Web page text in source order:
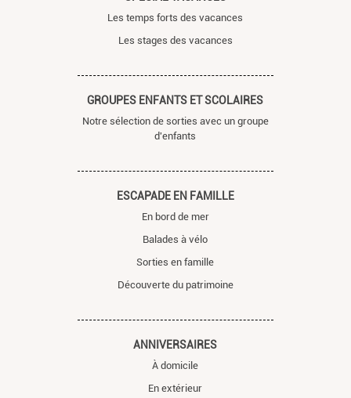
Les temps forts des vacances
Les stages des vacances
GROUPES ENFANTS ET SCOLAIRES
Notre sélection de sorties avec un groupe
d'enfants
ESCAPADE EN FAMILLE
En bord de mer
Balades à vélo
Sorties en famille
Découverte du patrimoine
ANNIVERSAIRES
À domicile
En extérieur